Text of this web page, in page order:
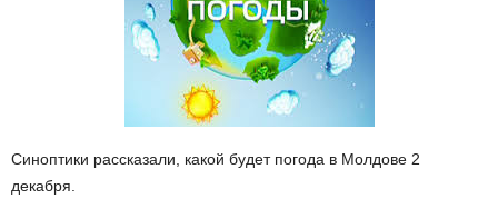
Синоптики рассказали, какой будет погода в Молдове 2
декабря.